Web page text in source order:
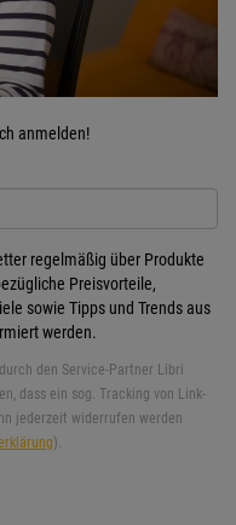
anmelden!
regelmäßig über Produkte
Preisvorteile,
sowie Tipps und Trends aus
werden.
den Service-Partner Libri
dass ein sog. Tracking von Link-
jederzeit widerrufen werden
).